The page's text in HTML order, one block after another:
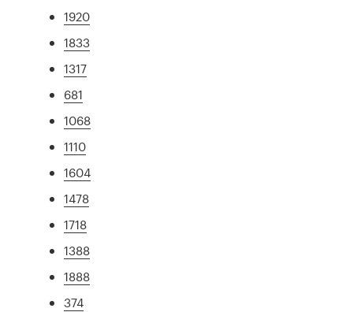
1920
1833
1317
681
1068
1110
1604
1478
1718
1388
1888
374